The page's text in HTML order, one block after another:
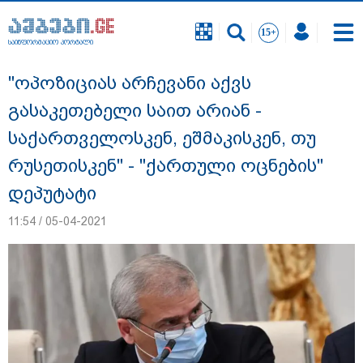
საინფორმაციო პორტალი
გიგა ავალიანის საქმეზე დაკავებულ ორ
არასრულწლოვანს, ნია იმნაძესა და
ანასტასია ბერუაშვილს აღკვეთის
ღონისძიების სახით პატიმრობა
საინფორმაციო პორტალი
"ოპოზიციას არჩევანი აქვს
გასაკეთებელი საით არიან -
საქართველოსკენ, ეშმაკისკენ, თუ
რუსეთისკენ" - "ქართული ოცნების"
დეპუტატი
11:54 / 05-04-2021